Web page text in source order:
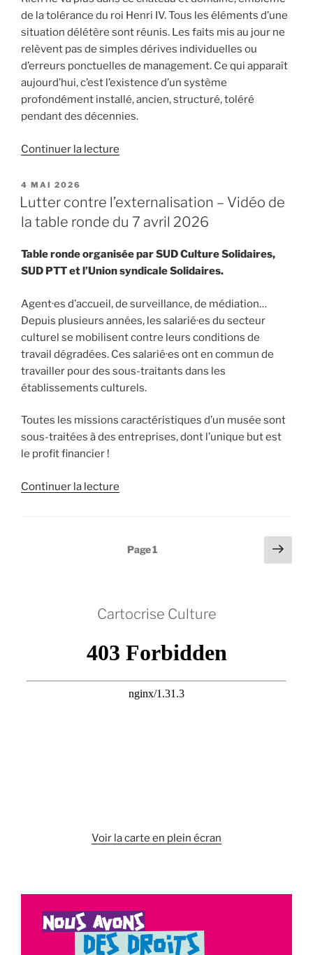
Mont-
Saint-
Michel
:
non
au
démantèlement
nationaux »
de la tolérance du roi Henri IV. Tous les éléments d’une
situation délétère sont réunis. Les faits mis au jour ne
relèvent pas de simples dérives individuelles ou
d’erreurs ponctuelles de management. Ce qui apparaît
aujourd’hui, c’est l’existence d’un système
profondément installé, ancien, structuré, toléré
pendant des décennies.
Continuer la lecture
Pau
:
situation
critique »
PUBLIÉ
LE
4 MAI 2026
Lutter contre l’externalisation – Vidéo de
la table ronde du 7 avril 2026
Table ronde organisée par SUD Culture Solidaires,
SUD PTT et l’Union syndicale Solidaires.
Agent·es d’accueil, de surveillance, de médiation…
Depuis plusieurs années, les salarié·es du secteur
culturel se mobilisent contre leurs conditions de
travail dégradées. Ces salarié·es ont en commun de
travailler pour des sous-traitants dans les
établissements culturels.
Toutes les missions caractéristiques d’un musée sont
sous-traitées à des entreprises, dont l’unique but est
le profit financier !
Continuer la lecture
table
du
2026 »
Page1
Page
Cartocrise Culture
Voir la carte en plein écran